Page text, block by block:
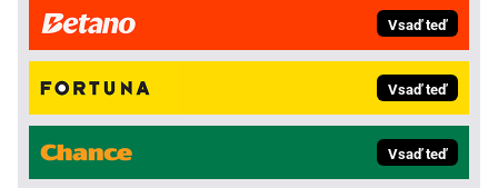
Vsaď teď
Vsaď teď
Vsaď teď